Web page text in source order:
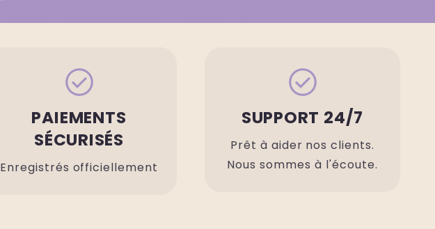
check_circle
PAIEMENTS
SÉCURISÉS
Enregistrés officiellement
check_circle
SUPPORT 24/7
Prêt à aider nos clients.
Nous sommes à l'écoute.